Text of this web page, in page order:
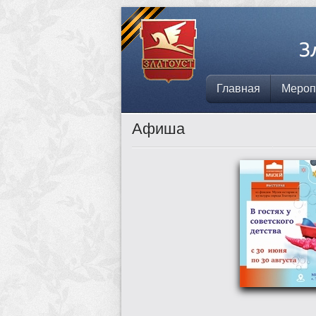
Главная
Афиша